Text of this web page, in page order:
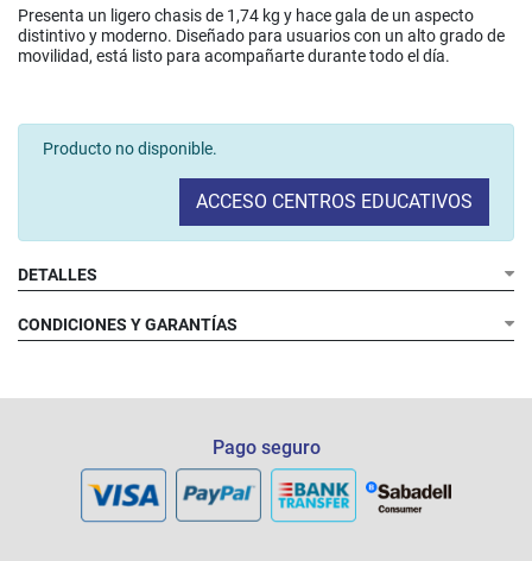
Presenta un ligero chasis de 1,74 kg y hace gala de un aspecto
distintivo y moderno. Diseñado para usuarios con un alto grado de
movilidad, está listo para acompañarte durante todo el día.
Producto no disponible.
ACCESO CENTROS EDUCATIVOS
DETALLES
CONDICIONES Y GARANTÍAS
Pago seguro